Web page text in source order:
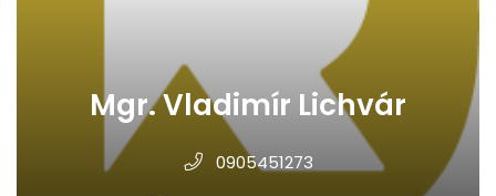
Mgr. Vladimír Lichvár
0905451273